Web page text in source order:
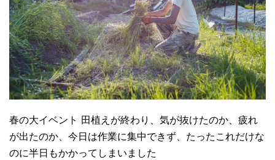
春の大イベント 田植えが終わり、気が抜けたのか、疲れ
が出たのか、今日は作業に集中できず、たったこれだけな
のに半日もかかってしまいました